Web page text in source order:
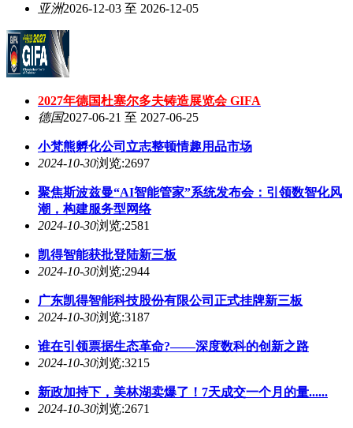
亚洲2026-12-03 至 2026-12-05
2027年德国杜塞尔多夫铸造展览会 GIFA
德国2027-06-21 至 2027-06-25
小梵熊孵化公司立志整顿情趣用品市场
2024-10-30浏览:2697
聚焦斯波兹曼“AI智能管家”系统发布会：引领数智化风
潮，构建服务型网络
2024-10-30浏览:2581
凯得智能获批登陆新三板
2024-10-30浏览:2944
广东凯得智能科技股份有限公司正式挂牌新三板
2024-10-30浏览:3187
谁在引领票据生态革命?——深度数科的创新之路
2024-10-30浏览:3215
新政加持下，美林湖卖爆了！7天成交一个月的量......
2024-10-30浏览:2671